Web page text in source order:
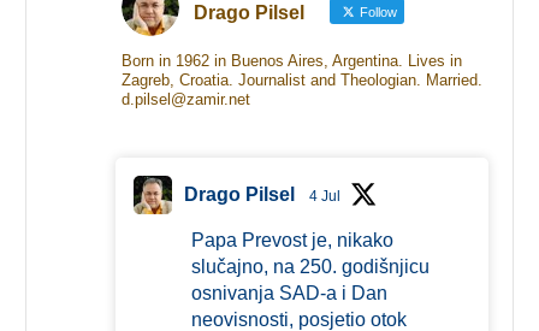
Drago Pilsel Follow
Born in 1962 in Buenos Aires, Argentina. Lives in
Zagreb, Croatia. Journalist and Theologian. Married.
d.pilsel@zamir.net
Drago Pilsel 4 Jul
Papa Prevost je, nikako
slučajno, na 250. godišnjicu
osnivanja SAD-a i Dan
neovisnosti, posjetio otok